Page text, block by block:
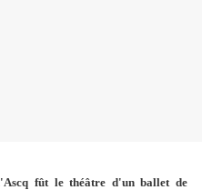
fût le théâtre d'un ballet de